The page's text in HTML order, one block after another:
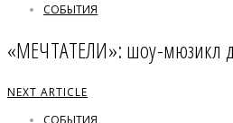
СОБЫТИЯ
«МЕЧТАТЕЛИ»: шоу-мюзикл
NEXT ARTICLE